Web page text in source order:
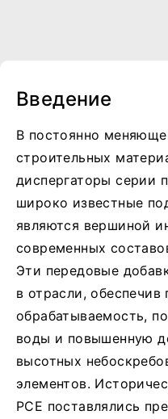
Введение
В постоянно
строительных
диспергаторы серии
широко известные
являются вершиной
современных
Эти передовые
в отрасли, обеспечив
обрабатываемость,
воды и повышенную
высотных
элементов.
PCE поставлялись